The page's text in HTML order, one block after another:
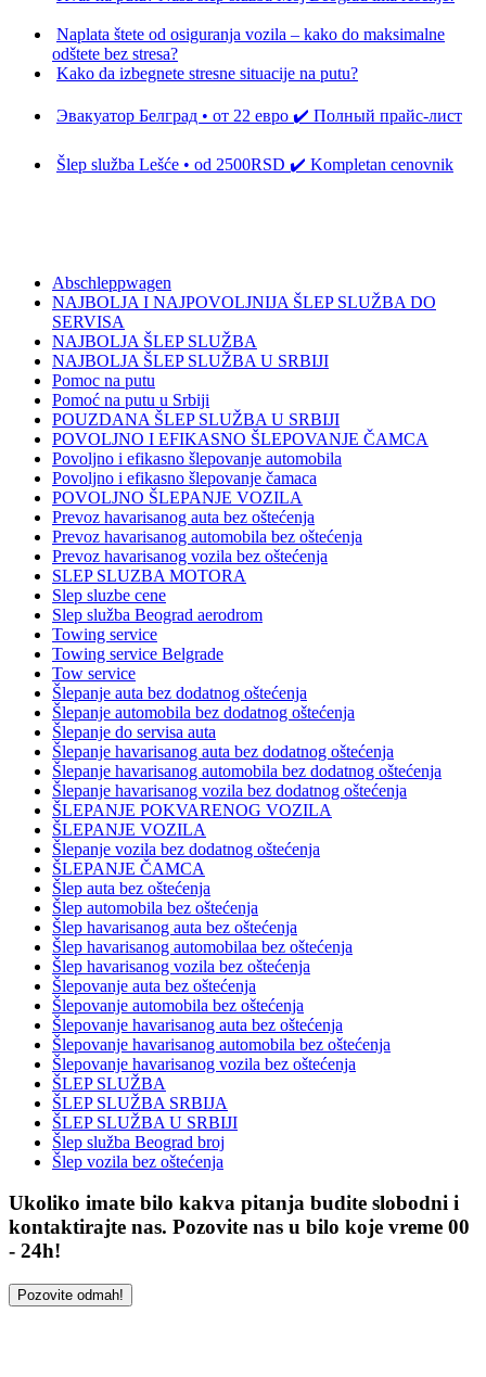
Naplata štete od osiguranja vozila – kako do maksimalne
odštete bez stresa?
Kako da izbegnete stresne situacije na putu?
Эвакуатор Белград • от 22 евро ✔️ Полный прайс-лист
Šlep služba Lešće • od 2500RSD ✔️ Kompletan cenovnik
Abschleppwagen
NAJBOLJA I NAJPOVOLJNIJA ŠLEP SLUŽBA DO
SERVISA
NAJBOLJA ŠLEP SLUŽBA
NAJBOLJA ŠLEP SLUŽBA U SRBIJI
Pomoc na putu
Pomoć na putu u Srbiji
POUZDANA ŠLEP SLUŽBA U SRBIJI
POVOLJNO I EFIKASNO ŠLEPOVANJE ČAMCA
Povoljno i efikasno šlepovanje automobila
Povoljno i efikasno šlepovanje čamaca
POVOLJNO ŠLEPANJE VOZILA
Prevoz havarisanog auta bez oštećenja
Prevoz havarisanog automobila bez oštećenja
Prevoz havarisanog vozila bez oštećenja
SLEP SLUZBA MOTORA
Slep sluzbe cene
Slep služba Beograd aerodrom
Towing service
Towing service Belgrade
Tow service
Šlepanje auta bez dodatnog oštećenja
Šlepanje automobila bez dodatnog oštećenja
Šlepanje do servisa auta
Šlepanje havarisanog auta bez dodatnog oštećenja
Šlepanje havarisanog automobila bez dodatnog oštećenja
Šlepanje havarisanog vozila bez dodatnog oštećenja
ŠLEPANJE POKVARENOG VOZILA
ŠLEPANJE VOZILA
Šlepanje vozila bez dodatnog oštećenja
ŠLEPANJE ČAMCA
Šlep auta bez oštećenja
Šlep automobila bez oštećenja
Šlep havarisanog auta bez oštećenja
Šlep havarisanog automobilaa bez oštećenja
Šlep havarisanog vozila bez oštećenja
Šlepovanje auta bez oštećenja
Šlepovanje automobila bez oštećenja
Šlepovanje havarisanog auta bez oštećenja
Šlepovanje havarisanog automobila bez oštećenja
Šlepovanje havarisanog vozila bez oštećenja
ŠLEP SLUŽBA
ŠLEP SLUŽBA SRBIJA
ŠLEP SLUŽBA U SRBIJI
Šlep služba Beograd broj
Šlep vozila bez oštećenja
Ukoliko imate bilo kakva pitanja budite slobodni i
kontaktirajte nas. Pozovite nas u bilo koje vreme 00
- 24h!
Pozovite odmah!